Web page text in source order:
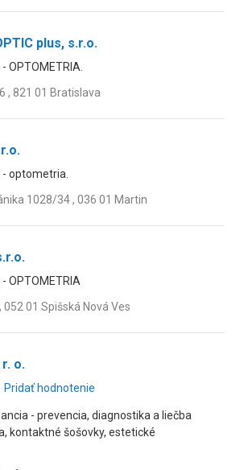
plus, s.r.o.
OPTOMETRIA.
, 821 01 Bratislava
optometria.
1028/34 , 036 01 Martin
OPTOMETRIA
052 01 Spišská Nová Ves
r. o.
Pridať hodnotenie
- prevencia, diagnostika a liečba
kontaktné šošovky, estetické